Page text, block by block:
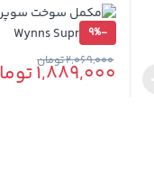
-
9%
1,889,000
2,069,000تومان